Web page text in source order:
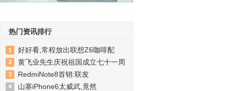
热门资讯排行
好好看,常程放出联想Z6咖啡配
黄飞业先生庆祝祖国成立七十一周
RedmiNote8首销:联发
山寨iPhone6太威武,竟然